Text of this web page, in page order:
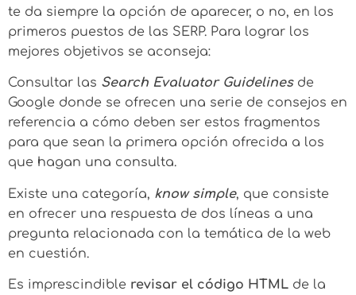
te da siempre la opción de aparecer, o no, en los
primeros puestos de las SERP. Para lograr los
mejores objetivos se aconseja:
Consultar las Search Evaluator Guidelines de
Google donde se ofrecen una serie de consejos en
referencia a cómo deben ser estos fragmentos
para que sean la primera opción ofrecida a los
que hagan una consulta.
Existe una categoría, know simple, que consiste
en ofrecer una respuesta de dos líneas a una
pregunta relacionada con la temática de la web
en cuestión.
Es imprescindible revisar el código HTML de la